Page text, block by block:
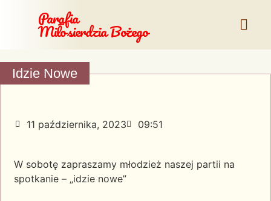
Parafia
Miłosierdzia Bożego
Idzie Nowe
11 października, 2023 09:51
W sobotę zapraszamy młodzież naszej partii na
spotkanie – „idzie nowe”